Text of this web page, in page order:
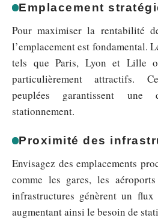
Emplacement
Pour maximiser la rentabilité
l’emplacement est fondamental.
tels que Paris, Lyon et Lille
particulièrement attractifs.
peuplées garantissent une
stationnement.
Proximité des
Envisagez des emplacements
comme les gares, les
infrastructures génèrent un flux
augmentant ainsi le besoin de